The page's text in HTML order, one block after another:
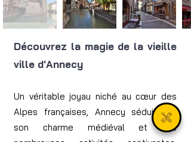
Découvrez la magie de la vieille
ville d'Annecy
Un véritable joyau niché au cœur des
Alpes françaises, Annecy séduit par
son charme médiéval et ses
nombreuses activités captivantes,